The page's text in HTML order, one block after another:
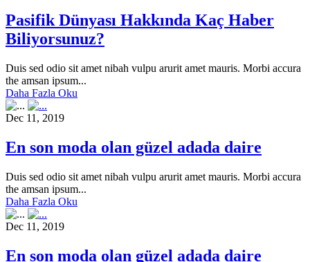
Pasifik Dünyası Hakkında Kaç Haber
Biliyorsunuz?
Duis sed odio sit amet nibah vulpu arurit amet mauris. Morbi accura
the amsan ipsum...
Daha Fazla Oku
Dec 11, 2019
En son moda olan güzel adada daire
Duis sed odio sit amet nibah vulpu arurit amet mauris. Morbi accura
the amsan ipsum...
Daha Fazla Oku
Dec 11, 2019
En son moda olan güzel adada daire